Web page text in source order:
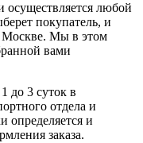
осуществляется любой
покупатель, и
Москве. Мы в этом
вами
до 3 суток в
отдела и
определяется и
заказа.